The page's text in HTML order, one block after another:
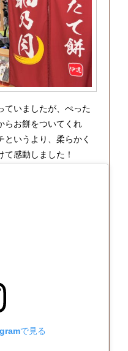
ていましたが、ぺった
らお餅をついてくれ
いうより、柔らかく
て感動しました！
で見る